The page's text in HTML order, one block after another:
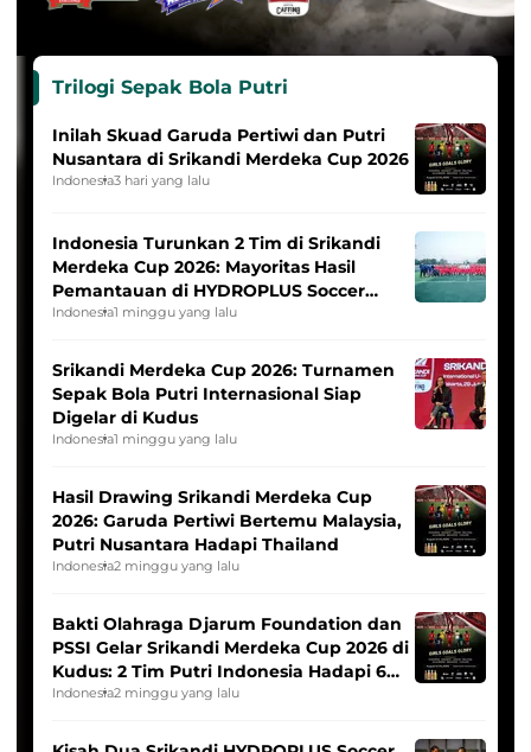
Trilogi Sepak Bola Putri
Inilah Skuad Garuda Pertiwi dan Putri
Nusantara di Srikandi Merdeka Cup 2026
Indonesia3 hari yang lalu
Indonesia Turunkan 2 Tim di Srikandi
Merdeka Cup 2026: Mayoritas Hasil
Pemantauan di HYDROPLUS Soccer
League
Indonesia1 minggu yang lalu
Srikandi Merdeka Cup 2026: Turnamen
Sepak Bola Putri Internasional Siap
Digelar di Kudus
Indonesia1 minggu yang lalu
Hasil Drawing Srikandi Merdeka Cup
2026: Garuda Pertiwi Bertemu Malaysia,
Putri Nusantara Hadapi Thailand
Indonesia2 minggu yang lalu
Bakti Olahraga Djarum Foundation dan
PSSI Gelar Srikandi Merdeka Cup 2026 di
Kudus: 2 Tim Putri Indonesia Hadapi 6
Tim Asia
Indonesia2 minggu yang lalu